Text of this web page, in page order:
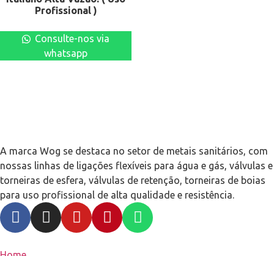
Profissional )
Consulte-nos via
whatsapp
A marca Wog se destaca no setor de metais sanitários, com
nossas linhas de ligações flexíveis para água e gás, válvulas e
torneiras de esfera, válvulas de retenção, torneiras de boias
para uso profissional de alta qualidade e resistência.